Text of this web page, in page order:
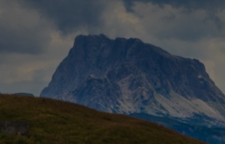
Cavolo romanesco al
forno con ‘nduja
l'ideale per insaporire
i tuoi piatti di pesce!